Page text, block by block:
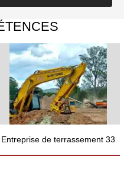
Entreprise de terrassement 33